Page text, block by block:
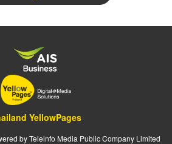
YellowPages
by Teleinfo Media Public Company Limited